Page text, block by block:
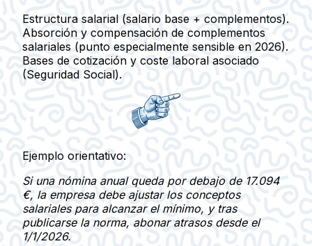
Estructura salarial (salario base + complementos).
Absorción y compensación de complementos
salariales (punto especialmente sensible en 2026).
Bases de cotización y coste laboral asociado
(Seguridad Social).
Ejemplo orientativo:
Si una nómina anual queda por debajo de 17.094
€, la empresa debe ajustar los conceptos
salariales para alcanzar el mínimo, y tras
publicarse la norma, abonar atrasosdesde el
1/1/2026.